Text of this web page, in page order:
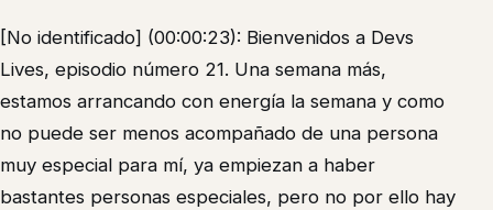
[No identificado] (00:00:23): Bienvenidos a Devs
Lives, episodio número 21. Una semana más,
estamos arrancando con energía la semana y como
no puede ser menos acompañado de una persona
muy especial para mí, ya empiezan a haber
bastantes personas especiales, pero no por ello hay